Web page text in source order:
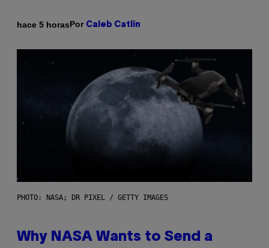
hace 5 horasPor Caleb Catlin
PHOTO: NASA; DR PIXEL / GETTY IMAGES
Why NASA Wants to Send a